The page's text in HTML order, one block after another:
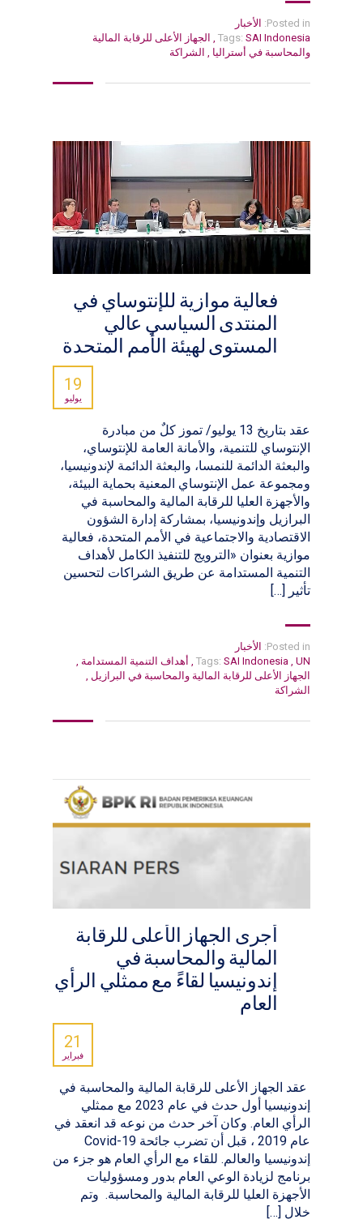
Posted in: الأخبار
Tags: SAI Indonesia
, الجهاز الأعلى للرقابة المالية
والمحاسبة في أستراليا , الشراكة
فعالية موازية للإنتوساي في
المنتدى السياسي عالي
المستوى لهيئة الأمم المتحدة
19
يوليو
عقد بتاريخ 13 يوليو/ تموز كلٌ من مبادرة
الإنتوساي للتنمية، والأمانة العامة للإنتوساي،
والبعثة الدائمة للنمسا، والبعثة الدائمة لإندونيسيا،
ومجموعة عمل الإنتوساي المعنية بحماية البيئة،
والأجهزة العليا للرقابة المالية والمحاسبة في
البرازيل وإندونيسيا، بمشاركة إدارة الشؤون
الاقتصادية والاجتماعية في الأمم المتحدة، فعالية
موازية بعنوان «الترويج للتنفيذ الكامل لأهداف
التنمية المستدامة عن طريق الشراكات لتحسين
تأثير […]
Posted in: الأخبار
Tags: SAI Indonesia UN أهداف التنمية المستدامة
الجهاز الأعلى للرقابة المالية والمحاسبة في البرازيل
الشراكة
أجرى الجهاز الأعلى للرقابة
المالية والمحاسبة في
إندونيسيا لقاءً مع ممثلي الرأي
العام
21
فبراير
عقد الجهاز الأعلى للرقابة المالية والمحاسبة في
إندونيسيا أول حدث في عام 2023 مع ممثلي
الرأي العام. وكان آخر حدث من نوعه قد انعقد في
عام 2019 ، قبل أن تضرب جائحة Covid-19
إندونيسيا والعالم. للقاء مع الرأي العام هو جزء من
برنامج لزيادة الوعي العام بدور ومسؤوليات
الأجهزة العليا للرقابة المالية والمحاسبة. وتم
خلال […]